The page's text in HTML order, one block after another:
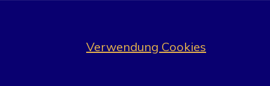
Verwendung Cookies